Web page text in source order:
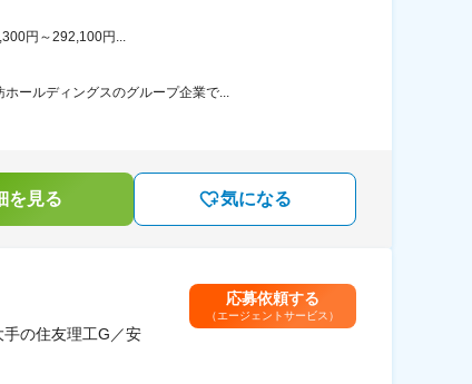
円～292,100円...
ールディングスのグループ企業で...
を見る 気になる
の住友理工G／安
応募依頼する
（エージェントサービス）